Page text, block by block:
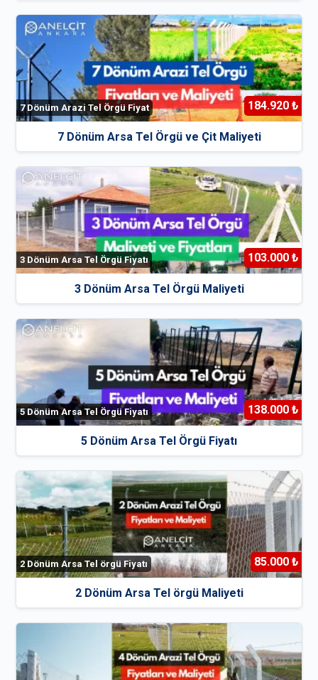
7 Dönüm Arazi Tel Örgü Fiyat 184.920 ₺
7 Dönüm Arsa Tel Örgü ve Çit Maliyeti
3 Dönüm Arsa Tel Örgü Fiyatı 103.000 ₺
3 Dönüm Arsa Tel Örgü Maliyeti
5 Dönüm Arsa Tel Örgü Fiyatı 138.000 ₺
5 Dönüm Arsa Tel Örgü Fiyatı
2 Dönüm Arsa Tel örgü Fiyatı 85.000 ₺
2 Dönüm Arsa Tel örgü Maliyeti